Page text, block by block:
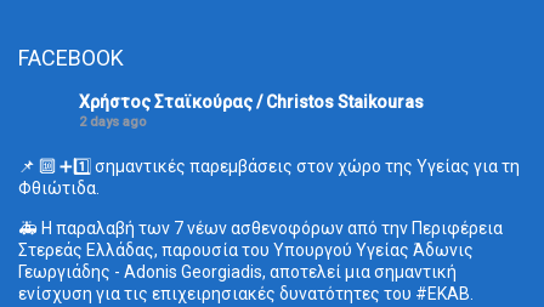
FACEBOOK
Χρήστος Σταϊκούρας / Christos Staikouras
2 days ago
📌 🔟 ➕1️⃣ σημαντικές παρεμβάσεις στον χώρο της Υγείας για τη
Φθιώτιδα.
🚑 Η παραλαβή των 7 νέων ασθενοφόρων από την Περιφέρεια
Στερεάς Ελλάδας, παρουσία του Υπουργού Υγείας Άδωνις
Γεωργιάδης - Adonis Georgiadis, αποτελεί μια σημαντική
ενίσχυση για τις επιχειρησιακές δυνατότητες του #ΕΚΑΒ.